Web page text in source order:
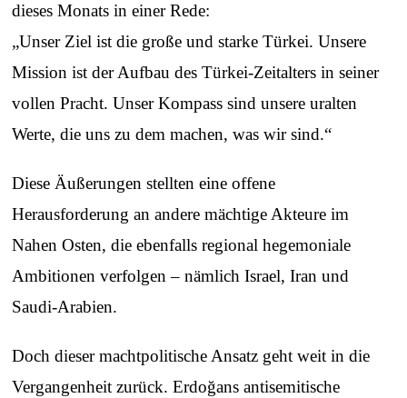
dieses Monats in einer Rede:
„Unser Ziel ist die große und starke Türkei. Unsere
Mission ist der Aufbau des Türkei-Zeitalters in seiner
vollen Pracht. Unser Kompass sind unsere uralten
Werte, die uns zu dem machen, was wir sind.“
Diese Äußerungen stellten eine offene
Herausforderung an andere mächtige Akteure im
Nahen Osten, die ebenfalls regional hegemoniale
Ambitionen verfolgen – nämlich Israel, Iran und
Saudi-Arabien.
Doch dieser machtpolitische Ansatz geht weit in die
Vergangenheit zurück. Erdoğans antisemitische